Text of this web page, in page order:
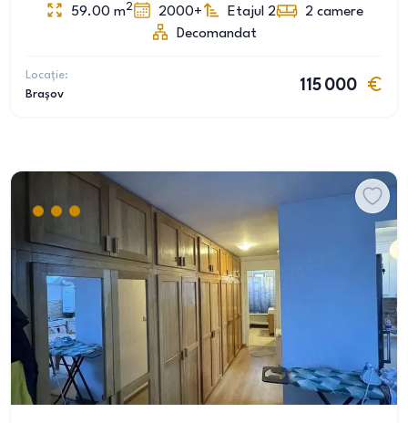
59.00 m2 2000+ Etajul 2 2 camere
Decomandat
Locație:
Brașov
115 000